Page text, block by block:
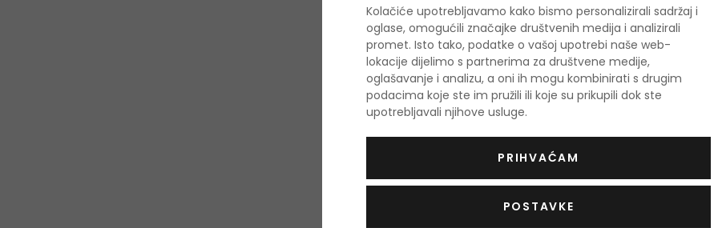
Issey Miyake L'Eau D'Issey
Pour Homme
100 ml
Na zalihi
Issey
125 ml|200 ml
Kolačiće upotrebljavamo kako bismo personalizirali sadržaj i
oglase, omogućili značajke društvenih medija i analizirali
promet. Isto tako, podatke o vašoj upotrebi naše web-
lokacije dijelimo s partnerima za društvene medije,
oglašavanje i analizu, a oni ih mogu kombinirati s drugim
podacima koje ste im pružili ili koje su prikupili dok ste
upotrebljavali njihove usluge.
PRIHVAĆAM
POSTAVKE